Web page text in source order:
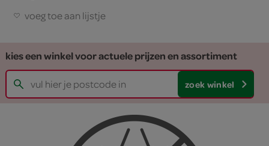
voeg toe aan lijstje
kies een winkel voor actuele prijzen en assortiment
zoek winkel